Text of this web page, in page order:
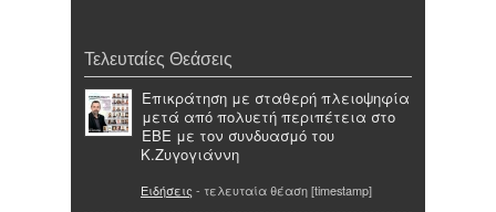
Τελευταίες Θεάσεις
Επικράτηση με σταθερή πλειοψηφία
μετά από πολυετή περιπέτεια στο
ΕΒΕ με τον συνδυασμό του
Κ.Ζυγογιάννη
Ειδήσεις - τελευταία θέαση [timestamp]